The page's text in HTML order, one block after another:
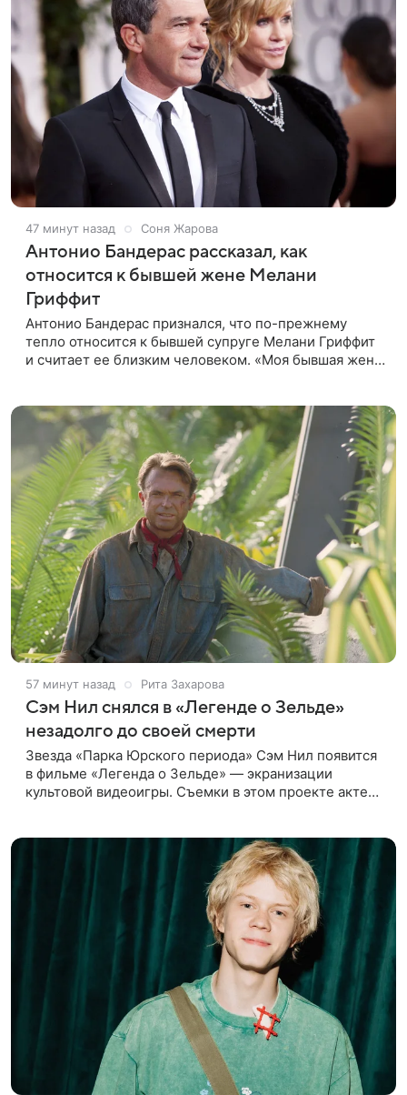
47 минут назад Соня Жарова
Антонио Бандерас рассказал, как
относится к бывшей жене Мелани
Гриффит
Антонио Бандерас признался, что по-прежнему
тепло относится к бывшей супруге Мелани Гриффит
и считает ее близким человеком. «Моя бывшая жена
57 минут назад Рита Захарова
Сэм Нил снялся в «Легенде о Зельде»
незадолго до своей смерти
Звезда «Парка Юрского периода» Сэм Нил появится
в фильме «Легенда о Зельде» — экранизации
культовой видеоигры. Съемки в этом проекте актер